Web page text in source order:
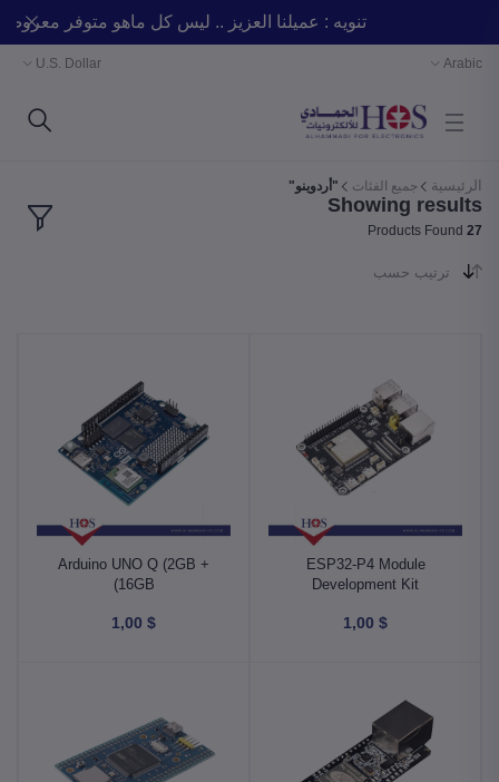
تنويه : عميلنا العزيز .. ليس كل ماهو متوفر
Arabic
U.S. Dollar
الرئيسية جميع الفئات "أردوينو"
Showing results
27
ترتيب حسب
ESP32-P4 Module
Development Kit
$ 1,00
Arduino UNO Q (2GB +
16GB)
$ 1,00